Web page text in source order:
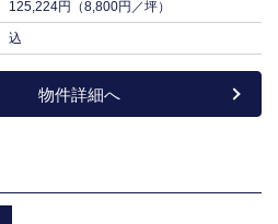
125,224円（8,800円／坪）
込
物件詳細へ